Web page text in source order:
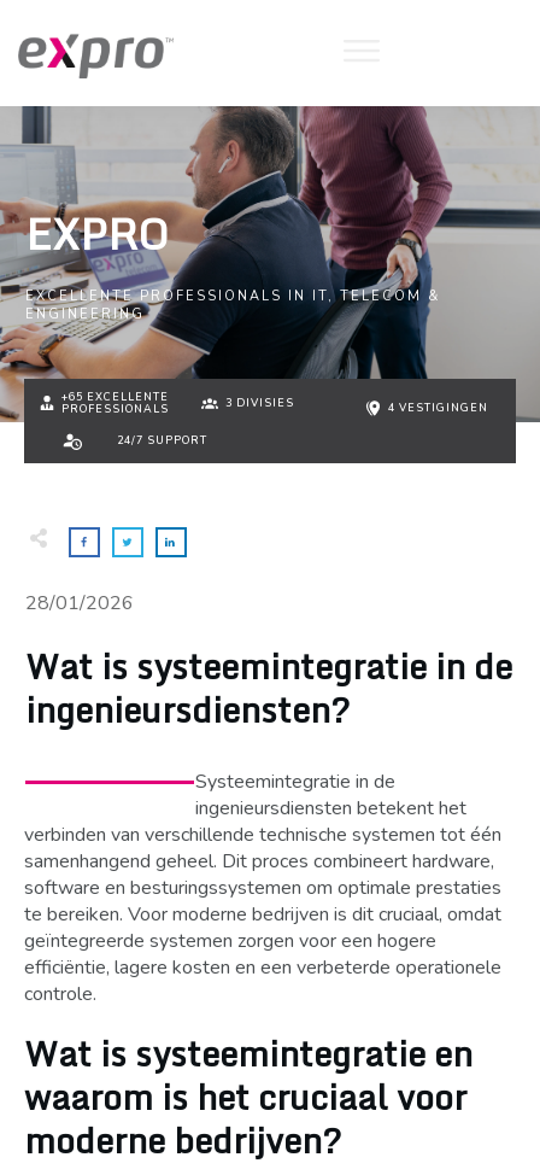
EXPRO
EXCELLENTE PROFESSIONALS IN IT, TELECOM &
ENGINEERING
+65 EXCELLENTE
PROFESSIONALS
3 DIVISIES 4 VESTIGINGEN
24/7 SUPPORT
28/01/2026
Wat is systeemintegratie in de
ingenieursdiensten?
Systeemintegratie in de
ingenieursdiensten betekent het
verbinden van verschillende technische systemen tot één
samenhangend geheel. Dit proces combineert hardware,
software en besturingssystemen om optimale prestaties
te bereiken. Voor moderne bedrijven is dit cruciaal, omdat
geïntegreerde systemen zorgen voor een hogere
efficiëntie, lagere kosten en een verbeterde operationele
controle.
Wat is systeemintegratie en
waarom is het cruciaal voor
moderne bedrijven?